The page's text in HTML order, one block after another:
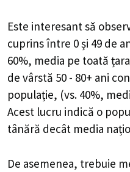
Este interesant să
cuprins între 0 și 49 de
60%, media pe toată
de vârstă 50 - 80+ ani
populație, (vs. 40%,
Acest lucru indică o
tânără decât media
De asemenea, trebuie